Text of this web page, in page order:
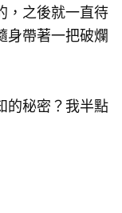
，之後就一直待
身帶著一把破爛
秘密？我半點